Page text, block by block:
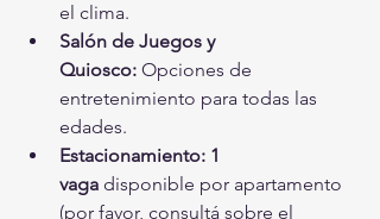
el clima.
Salón de Juegos y
Quiosco: Opciones de
entretenimiento para todas las
edades.
Estacionamiento: 1
vaga disponible por apartamento
(por favor, consultá sobre el